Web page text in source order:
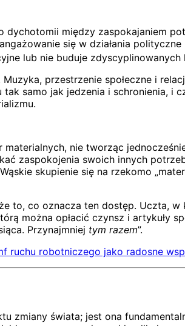
między zaspokajaniem
się w działania
lub nie buduje
przestrzenie społeczne i
samo jak jedzenia i schronienia,
nie tworząc
zaspokojenia swoich innych
skupienie się na rzekomo
to, co oznacza ten dostęp. Uczta,
można opłacić czynsz i artykuły
Przynajmniej tym razem”.
robotniczego jako radosne
zmiany świata; jest ona